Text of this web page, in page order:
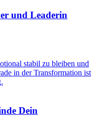
und Leaderin
stabil zu bleiben und
in der Transformation ist
Dein